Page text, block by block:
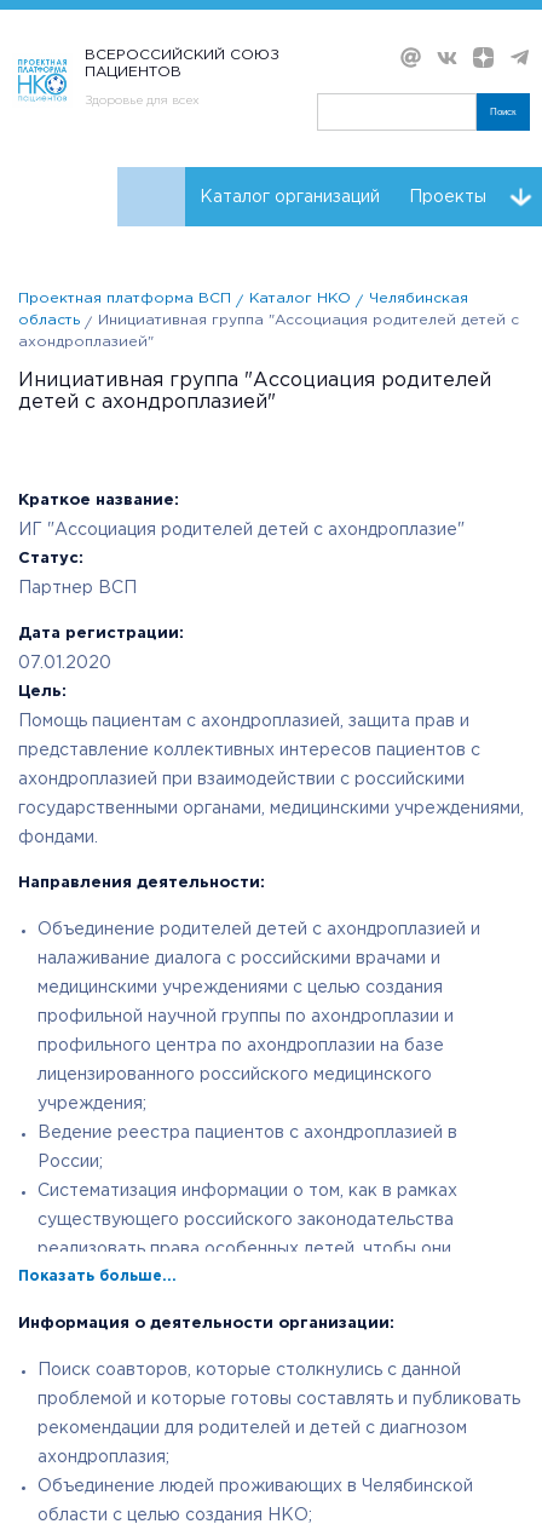
ВСЕРОССИЙСКИЙ СОЮЗ
ПАЦИЕНТОВ
Здоровье для всех
Поиск
Каталог организаций Проекты
Проектная платформа ВСП Каталог НКО
Челябинская
область
Инициативная группа "Ассоциация родителей детей с
ахондроплазией"
Инициативная группа "Ассоциация родителей
детей с ахондроплазией"
Краткое название:
ИГ "Ассоциация родителей детей с ахондроплазие"
Статус:
Партнер ВСП
Дата регистрации:
07.01.2020
Цель:
Помощь пациентам с ахондроплазией, защита прав и
представление коллективных интересов пациентов с
ахондроплазией при взаимодействии с российскими
государственными органами, медицинскими учреждениями,
фондами.
Направления деятельности:
Объединение родителей детей с ахондроплазией и
налаживание диалога с российскими врачами и
медицинскими учреждениями с целью создания
профильной научной группы по ахондроплазии и
профильного центра по ахондроплазии на базе
лицензированного российского медицинского
учреждения;
Ведение реестра пациентов с ахондроплазией в
России;
Систематизация информации о том, как в рамках
существующего российского законодательства
реализовать права особенных детей, чтобы они
получили образование, профессию, работу — все, что
только научились отстаивать права своих детей, но и
смогли воспользоваться полученным опытом для
организации их подростковой и взрослой жизни;
Формирование толерантного отношения современного
общества к людям маленького роста с помощью
различных проектов.
Показать больше...
Информация о деятельности организации:
Поиск соавторов, которые столкнулись с данной
проблемой и которые готовы составлять и публиковать
рекомендации для родителей и детей с диагнозом
ахондроплазия;
Объединение людей проживающих в Челябинской
области с целью создания НКО;